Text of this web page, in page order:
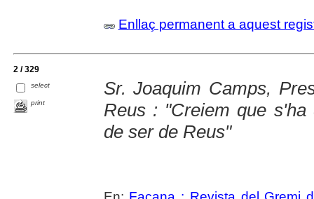
Enllaç permanent a aquest
2 / 329
select
print
Sr. Joaquim Camps,
Reus : "Creiem que
de ser de Reus"